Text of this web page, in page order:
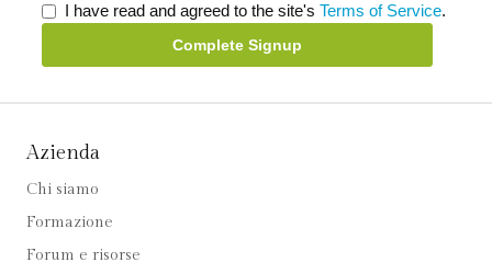
I have read and agreed to the site's Terms of Service.
Complete Signup
Azienda
Chi siamo
Formazione
Forum e risorse